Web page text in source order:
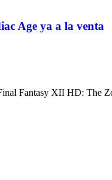
Age ya a la venta
Fantasy XII HD: The